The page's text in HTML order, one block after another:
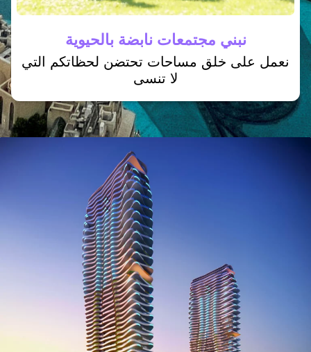
نبني مجتمعات نابضة بالحيوية
نعمل على خلق مساحات تحتضن لحظاتكم التي
لا تنسى